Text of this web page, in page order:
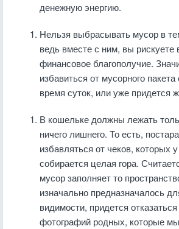
денежную энергию.
Нельзя выбрасывать мусор в
ведь вместе с ним, вы рискуете
финансовое благополучие.
избавиться от мусорного
время суток, или уже придется
В кошельке должны лежать
ничего лишнего. То есть,
избавляться от чеков, которых
собирается целая гора.
мусор заполняет то
изначально предназначалось
видимости, придется
фотографий родных, которые